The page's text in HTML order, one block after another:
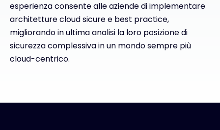
esperienza consente alle aziende di implementare
architetture cloud sicure e best practice,
migliorando in ultima analisi la loro posizione di
sicurezza complessiva in un mondo sempre più
cloud-centrico.